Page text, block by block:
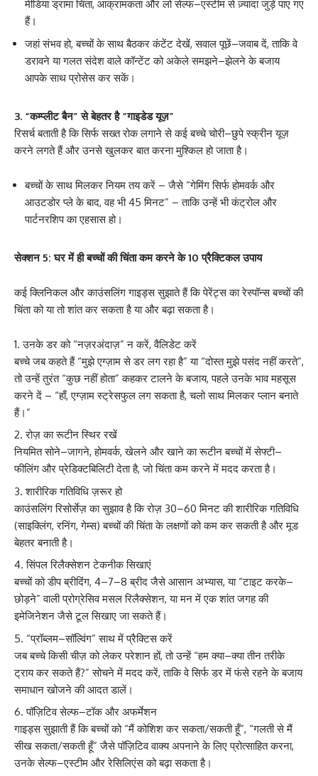
मीडिया ड्रामा चिंता, आक्रामकता और लो सेल्फ–एस्टीम से ज़्यादा जुड़े पाए गए
हैं।
जहां संभव हो, बच्चों के साथ बैठकर कंटेंट देखें, सवाल पूछें–जवाब दें, ताकि वे
डरावने या गलत संदेश वाले कॉन्टेंट को अकेले समझने–झेलने के बजाय
आपके साथ प्रोसेस कर सकें।
3. “कम्प्लीट बैन” से बेहतर है “गाइडेड यूज़”
रिसर्च बताती है कि सिर्फ सख्त रोक लगाने से कई बच्चे चोरी–छुपे स्क्रीन यूज़
करने लगते हैं और उनसे खुलकर बात करना मुश्किल हो जाता है।
बच्चों के साथ मिलकर नियम तय करें – जैसे “गेमिंग सिर्फ होमवर्क और
आउटडोर प्ले के बाद, वह भी 45 मिनट” – ताकि उन्हें भी कंट्रोल और
पार्टनरशिप का एहसास हो।
सेक्शन 5: घर में ही बच्चों की चिंता कम करने के 10 प्रैक्टिकल उपाय
कई क्लिनिकल और काउंसलिंग गाइड्स सुझाते हैं कि पेरेंट्स का रेस्पॉन्स बच्चों की
चिंता को या तो शांत कर सकता है या और बढ़ा सकता है।
उनके डर को “नज़रअंदाज़” न करें, वैलिडेट करें
बच्चे जब कहते हैं “मुझे एग्ज़ाम से डर लग रहा है” या “दोस्त मुझे पसंद नहीं करते”,
तो उन्हें तुरंत “कुछ नहीं होता” कहकर टालने के बजाय, पहले उनके भाव महसूस
करने दें – “हाँ, एग्ज़ाम स्ट्रेसफुल लग सकता है, चलो साथ मिलकर प्लान बनाते
हैं।”
रोज़ का रूटीन स्थिर रखें
नियमित सोने–जागने, होमवर्क, खेलने और खाने का रूटीन बच्चों में सेफ्टी–
फीलिंग और प्रेडिक्टबिलिटी देता है, जो चिंता कम करने में मदद करता है।
शारीरिक गतिविधि ज़रूर हो
काउंसलिंग रिसोर्सेज़ का सुझाव है कि रोज़ 30–60 मिनट की शारीरिक गतिविधि
(साइक्लिंग, रनिंग, गेम्स) बच्चों की चिंता के लक्षणों को कम कर सकती है और मूड
बेहतर बनाती है।
सिंपल रिलैक्सेशन टेकनीक सिखाएं
बच्चों को डीप ब्रीदिंग, 4–7–8 ब्रीद जैसे आसान अभ्यास, या “टाइट करके–
छोड़ने” वाली प्रोग्रेसिव मसल रिलैक्सेशन, या मन में एक शांत जगह की
इमेजिनेशन जैसे टूल सिखाए जा सकते हैं।
“प्रॉब्लम–सॉल्विंग” साथ में प्रैक्टिस करें
जब बच्चे किसी चीज़ को लेकर परेशान हों, तो उन्हें “हम क्या–क्या तीन तरीके
ट्राय कर सकते हैं?” सोचने में मदद करें, ताकि वे सिर्फ डर में फंसे रहने के बजाय
समाधान खोजने की आदत डालें।
पॉज़िटिव सेल्फ–टॉक और अफर्मेशन
गाइड्स सुझाती हैं कि बच्चों को “मैं कोशिश कर सकता/सकती हूँ”, “गलती से मैं
सीख सकता/सकती हूँ” जैसे पॉज़िटिव वाक्य अपनाने के लिए प्रोत्साहित करना,
उनके सेल्फ–एस्टीम और रेसिलिएंस को बढ़ा सकता है।